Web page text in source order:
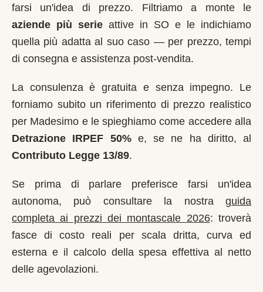
farsi un'idea di prezzo. Filtriamo a monte le
aziende più serie attive in SO e le indichiamo
quella più adatta al suo caso — per prezzo, tempi
di consegna e assistenza post-vendita.
La consulenza è gratuita e senza impegno. Le
forniamo subito un riferimento di prezzo realistico
per Madesimo e le spieghiamo come accedere alla
Detrazione IRPEF 50%e, se ne ha diritto, al
Contributo Legge 13/89.
Se prima di parlare preferisce farsi un'idea
autonoma, può consultare la nostra
guida
completa ai prezzi dei montascale 2026: troverà
fasce di costo reali per scala dritta, curva ed
esterna e il calcolo della spesa effettiva al netto
delle agevolazioni.